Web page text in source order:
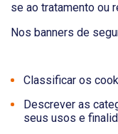
se ao tratamento ou
Nos banners de
Classificar os
Descrever as
seus usos e